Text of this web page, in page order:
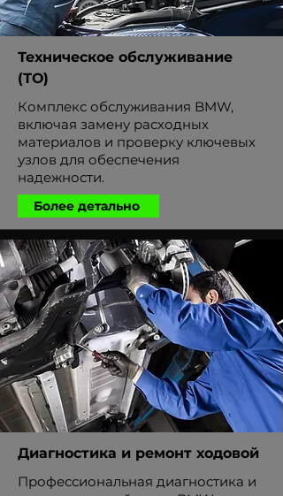
Техническое обслуживание
(ТО)
Комплекс обслуживания BMW,
включая замену расходных
материалов и проверку ключевых
узлов для обеспечения
надежности.
Более детально
Диагностика и ремонт ходовой
Профессиональная диагностика и